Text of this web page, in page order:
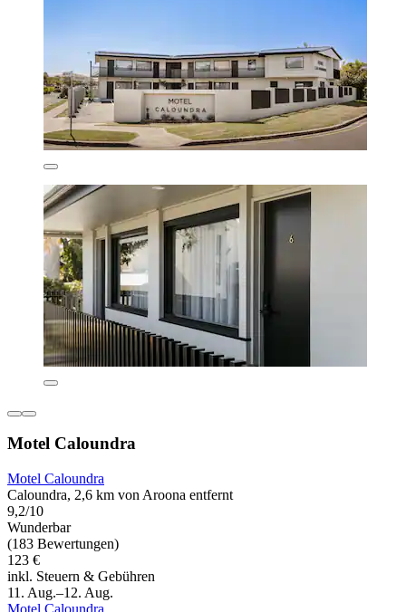
Motel Caloundra
Motel Caloundra
Caloundra, 2,6 km von Aroona entfernt
9,2/10
Wunderbar
(183 Bewertungen)
123 €
inkl. Steuern & Gebühren
11. Aug.–12. Aug.